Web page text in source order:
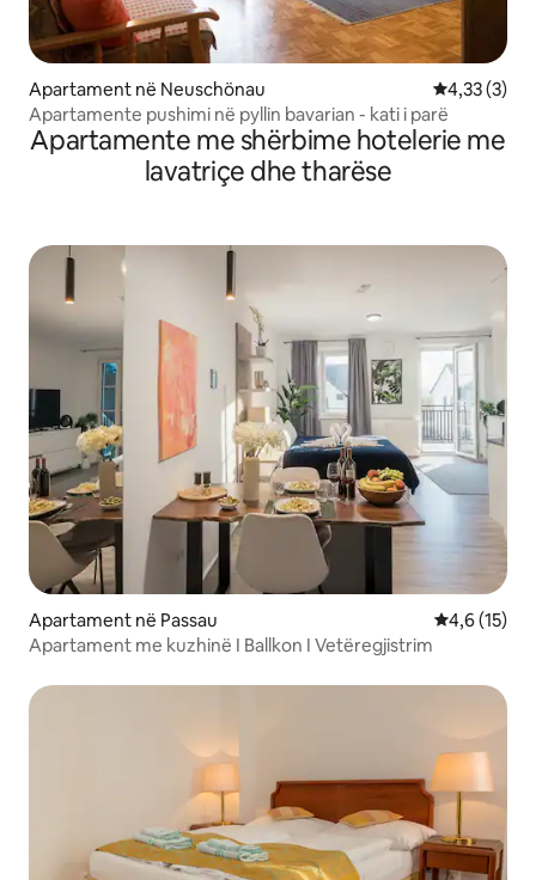
Apartament në Neuschönau Vlerësimi
4,33 (3)
Apartamente pushimi në pyllin bavarian - kati i parë
Apartamente me shërbime hotelerie me
lavatriçe dhe tharëse
Apartament në Passau Vlerësimi
4,6 (15)
Apartament me kuzhinë I Ballkon I Vetëregjistrim